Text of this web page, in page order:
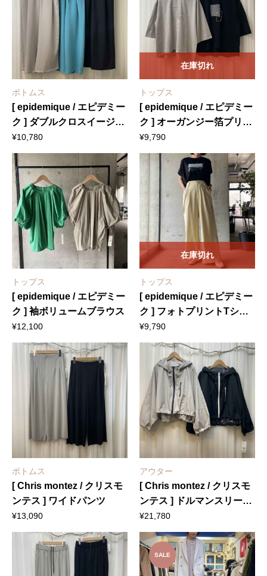
ボトムス
[ epidemique / エピデミー
ク ] ダブルクロスイージー
パンツ
¥10,780
トップス
[ epidemique / エピデミー
ク ] オーガンジー箔プリン
トTシャツ
¥9,790
在庫切れ
トップス
[ epidemique / エピデミー
ク ] 袖ボリュームブラウス
¥12,100
トップス
[ epidemique / エピデミー
ク ] フォトプリントTシャ
ツ
¥9,790
在庫切れ
ボトムス
[ Chris montez / クリスモ
ンテス ] ワイドパンツ
¥13,090
アウター
[ Chris montez / クリスモ
ンテス ] ドルマンスリーブ
薄手アウター
¥21,780
SALE